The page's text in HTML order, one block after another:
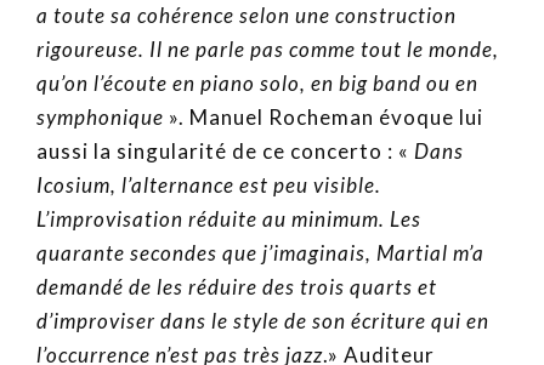
a toute sa cohérence selon une construction
rigoureuse. Il ne parle pas comme tout le monde,
qu’on l’écoute en piano solo, en big band ou en
symphonique ». Manuel Rocheman évoque lui
aussi la singularité de ce concerto : « Dans
Icosium, l’alternance est peu visible.
L’improvisation réduite au minimum. Les
quarante secondes que j’imaginais, Martial m’a
demandé de les réduire des trois quarts et
d’improviser dans le style de son écriture qui en
l’occurrence n’est pas très jazz.» Auditeur